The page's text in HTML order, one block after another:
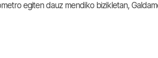
egiten dauz mendiko bizikletan,